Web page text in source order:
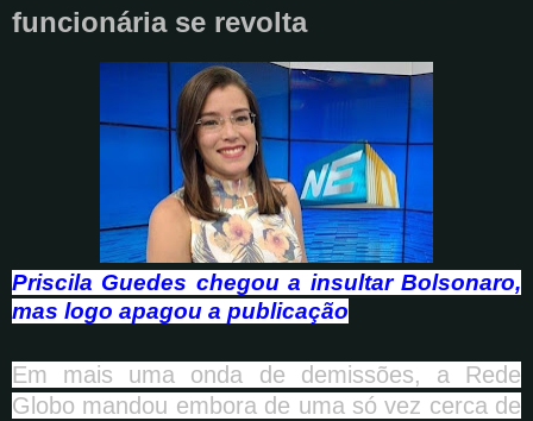
funcionária se revolta
Priscila Guedes chegou a insultar Bolsonaro,
mas logo apagou a publicação
Em mais uma onda de demissões, a Rede
Globo mandou embora de uma só vez cerca de